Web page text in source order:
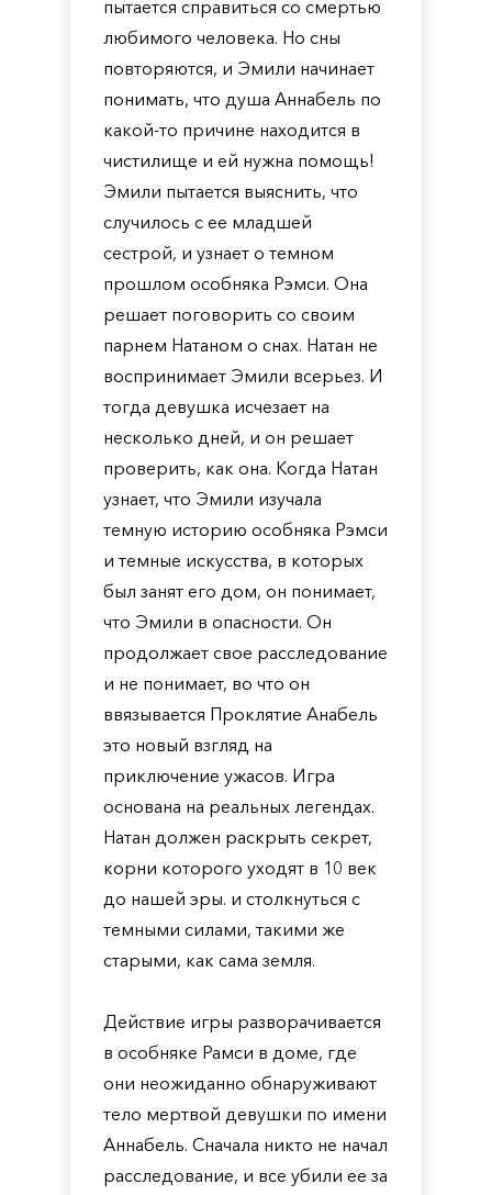
пытается справиться со смертью
любимого человека. Но сны
повторяются, и Эмили начинает
понимать, что душа Аннабель по
какой-то причине находится в
чистилище и ей нужна помощь!
Эмили пытается выяснить, что
случилось с ее младшей
сестрой, и узнает о темном
прошлом особняка Рэмси. Она
решает поговорить со своим
парнем Натаном о снах. Натан не
воспринимает Эмили всерьез. И
тогда девушка исчезает на
несколько дней, и он решает
проверить, как она. Когда Натан
узнает, что Эмили изучала
темную историю особняка Рэмси
и темные искусства, в которых
был занят его дом, он понимает,
что Эмили в опасности. Он
продолжает свое расследование
и не понимает, во что он
ввязывается Проклятие Анабель
это новый взгляд на
приключение ужасов. Игра
основана на реальных легендах.
Натан должен раскрыть секрет,
корни которого уходят в 10 век
до нашей эры. и столкнуться с
темными силами, такими же
старыми, как сама земля.
Действие игры разворачивается
в особняке Рамси в доме, где
они неожиданно обнаруживают
тело мертвой девушки по имени
Аннабель. Сначала никто не начал
расследование, и все убили ее за